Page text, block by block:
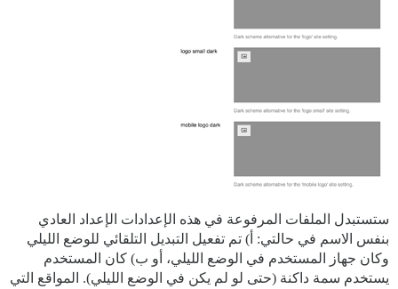
ستستبدل الملفات المرفوعة في هذه الإعدادات الإعداد العادي
بنفس الاسم في حالتي: أ) تم تفعيل التبديل التلقائي للوضع الليلي
وكان جهاز المستخدم في الوضع الليلي، أو ب) كان المستخدم
يستخدم سمة داكنة (حتى لو لم يكن في الوضع الليلي). المواقع التي